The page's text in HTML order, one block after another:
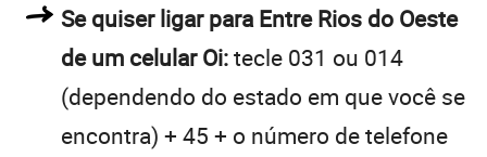
Se quiser ligar para Entre Rios do Oeste
de um celular Oi:tecle 031 ou 014
(dependendo do estado em que você se
encontra) + 45 + o número de telefone